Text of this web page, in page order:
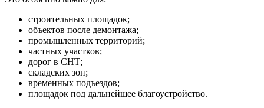
строительных площадок;
объектов после демонтажа;
промышленных территорий;
частных участков;
дорог в СНТ;
складских зон;
временных подъездов;
площадок под дальнейшее благоустройство.